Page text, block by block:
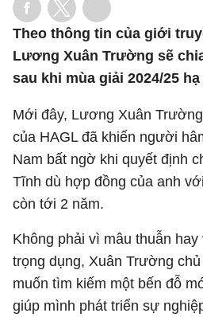
Theo thông tin của giới
Lương Xuân Trường sẽ
sau khi mùa giải 2024/25 hạ
Mới đây, Lương Xuân
của HAGL đã khiến người
Nam bất ngờ khi quyết định
Tĩnh dù hợp đồng của anh
còn tới 2 năm.
Không phải vì mâu thuẫn
trọng dụng, Xuân Trường
muốn tìm kiếm một bến đỗ
giúp mình phát triển sự